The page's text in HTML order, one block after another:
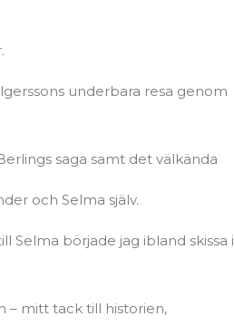
underbara resa genom
saga samt det välkända
och Selma själv.
Selma började jag ibland skissa i
– mitt tack till historien,